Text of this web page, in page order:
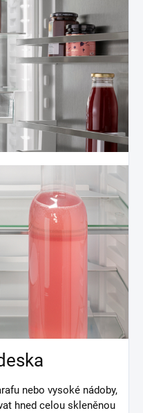
nebo vysoké nádoby,
hned celou skleněnou